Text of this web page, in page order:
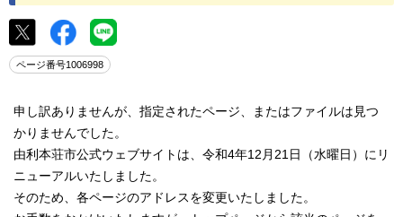
ページ番号1006998
申し訳ありませんが、指定されたページ、またはファイルは見つ
かりませんでした。
由利本荘市公式ウェブサイトは、令和4年12月21日（水曜日）にリ
ニューアルいたしました。
そのため、各ページのアドレスを変更いたしました。